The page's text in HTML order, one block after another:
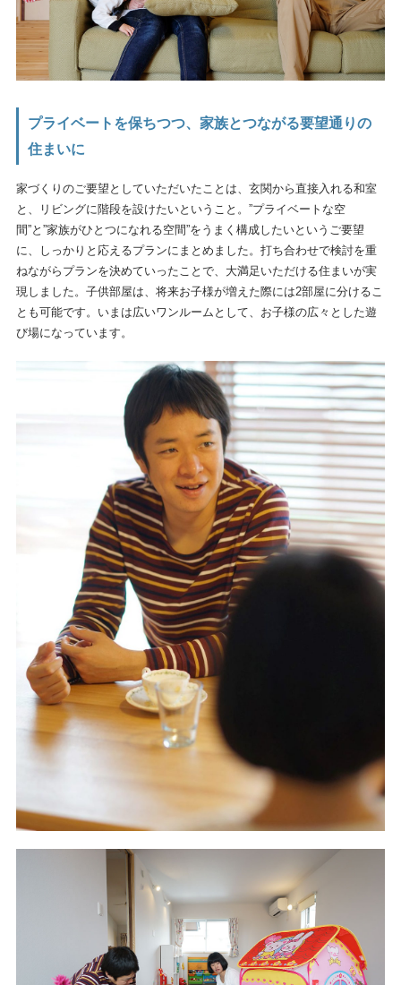
プライベートを保ちつつ、家族とつながる要望通りの
住まいに
家づくりのご要望としていただいたことは、玄関から直接入れる和室
と、リビングに階段を設けたいということ。”プライベートな空
間”と”家族がひとつになれる空間”をうまく構成したいというご要望
に、しっかりと応えるプランにまとめました。打ち合わせで検討を重
ねながらプランを決めていったことで、大満足いただける住まいが実
現しました。子供部屋は、将来お子様が増えた際には2部屋に分けるこ
とも可能です。いまは広いワンルームとして、お子様の広々とした遊
び場になっています。